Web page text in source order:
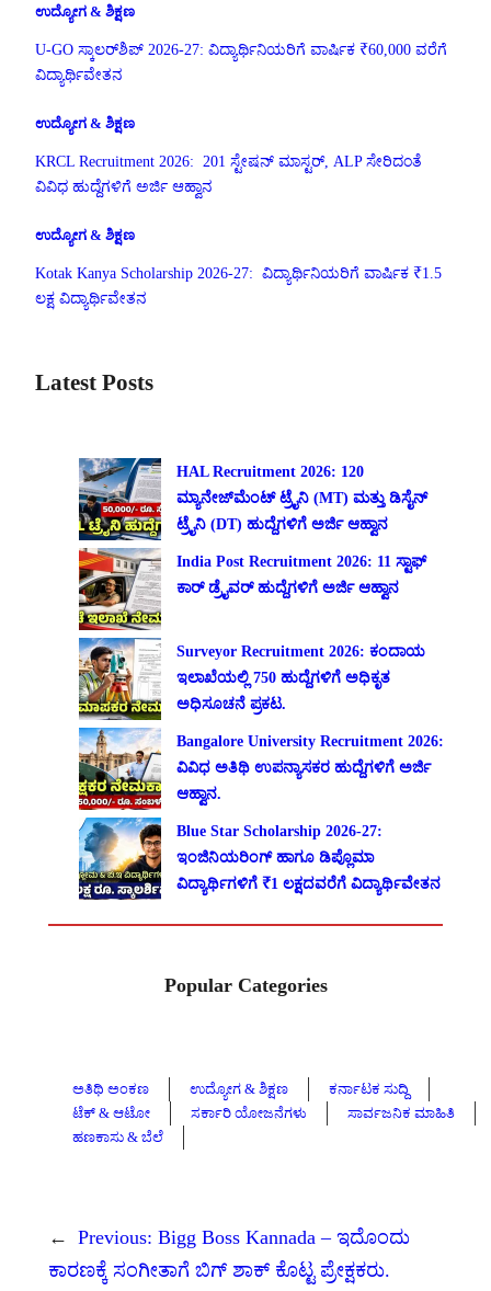
ಉದ್ಯೋಗ & ಶಿಕ್ಷಣ
U-GO ಸ್ಕಾಲರ್‌ಶಿಪ್ 2026-27: ವಿದ್ಯಾರ್ಥಿನಿಯರಿಗೆ ವಾರ್ಷಿಕ ₹60,000 ವರೆಗೆ
ವಿದ್ಯಾರ್ಥಿವೇತನ
ಉದ್ಯೋಗ & ಶಿಕ್ಷಣ
KRCL Recruitment 2026: 201 ಸ್ಟೇಷನ್ ಮಾಸ್ಟರ್, ALP ಸೇರಿದಂತೆ
ವಿವಿಧ ಹುದ್ದೆಗಳಿಗೆ ಅರ್ಜಿ ಆಹ್ವಾನ
ಉದ್ಯೋಗ & ಶಿಕ್ಷಣ
Kotak Kanya Scholarship 2026-27: ವಿದ್ಯಾರ್ಥಿನಿಯರಿಗೆ ವಾರ್ಷಿಕ ₹1.5
ಲಕ್ಷ ವಿದ್ಯಾರ್ಥಿವೇತನ
Latest Posts
HAL Recruitment 2026: 120
ಮ್ಯಾನೇಜ್‌ಮೆಂಟ್ ಟ್ರೈನಿ (MT) ಮತ್ತು ಡಿಸೈನ್
ಟ್ರೈನಿ (DT) ಹುದ್ದೆಗಳಿಗೆ ಅರ್ಜಿ ಆಹ್ವಾನ
India Post Recruitment 2026: 11 ಸ್ಟಾಫ್
ಕಾರ್ ಡ್ರೈವರ್ ಹುದ್ದೆಗಳಿಗೆ ಅರ್ಜಿ ಆಹ್ವಾನ
Surveyor Recruitment 2026: ಕಂದಾಯ
ಇಲಾಖೆಯಲ್ಲಿ 750 ಹುದ್ದೆಗಳಿಗೆ ಅಧಿಕೃತ
ಅಧಿಸೂಚನೆ ಪ್ರಕಟ.
Bangalore University Recruitment 2026:
ವಿವಿಧ ಅತಿಥಿ ಉಪನ್ಯಾಸಕರ ಹುದ್ದೆಗಳಿಗೆ ಅರ್ಜಿ
ಆಹ್ವಾನ.
Blue Star Scholarship 2026-27:
ಇಂಜಿನಿಯರಿಂಗ್ ಹಾಗೂ ಡಿಪ್ಲೊಮಾ
ವಿದ್ಯಾರ್ಥಿಗಳಿಗೆ ₹1 ಲಕ್ಷದವರೆಗೆ ವಿದ್ಯಾರ್ಥಿವೇತನ
Popular Categories
ಅತಿಥಿ ಅಂಕಣ ಉದ್ಯೋಗ & ಶಿಕ್ಷಣ
ಕರ್ನಾಟಕ ಸುದ್ದಿ
ಟೆಕ್ & ಆಟೋ
ಸರ್ಕಾರಿ ಯೋಜನೆಗಳು
ಸಾರ್ವಜನಿಕ ಮಾಹಿತಿ
ಹಣಕಾಸು & ಬೆಲೆ
← Previous: Bigg Boss Kannada – ಇದೊಂದು
ಕಾರಣಕ್ಕೆ ಸಂಗೀತಾಗೆ ಬಿಗ್ ಶಾಕ್ ಕೊಟ್ಟ ಪ್ರೇಕ್ಷಕರು.